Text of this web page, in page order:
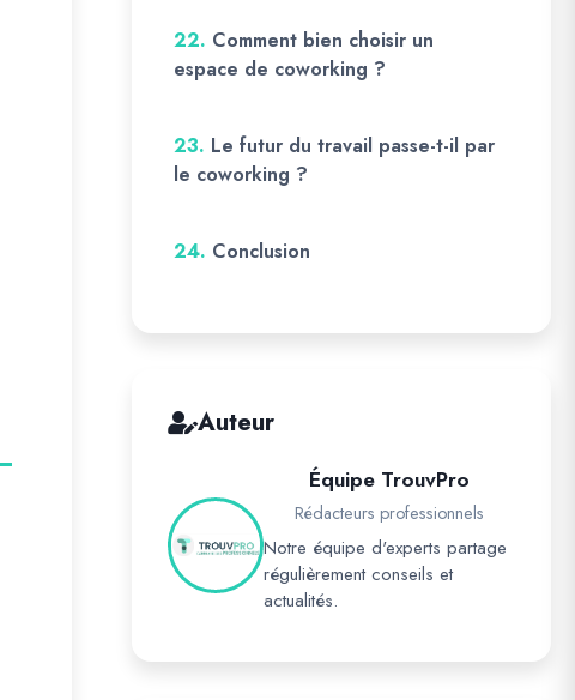
22. Comment bien choisir un
espace de coworking ?
23. Le futur du travail passe-t-il par
le coworking ?
24. Conclusion
Auteur
Équipe TrouvPro
Rédacteurs professionnels
Notre équipe d'experts partage
régulièrement conseils et
actualités.